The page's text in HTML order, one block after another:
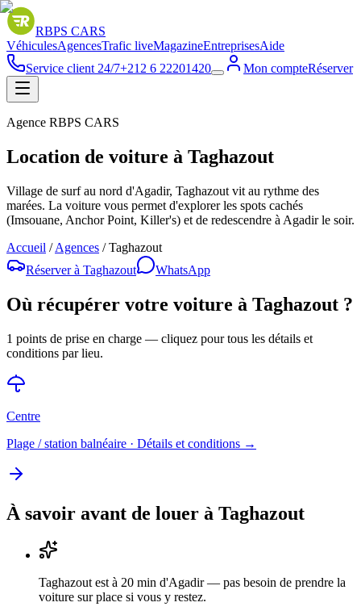
RBPS CARS
VéhiculesAgencesTrafic liveMagazineEntreprisesAide
Service client 24/7+212 6 22201420 Mon compteRéserver
Agence RBPS CARS
Location de voiture à Taghazout
Village de surf au nord d'Agadir, Taghazout vit au rythme des
marées. La voiture vous permet d'explorer les spots cachés
(Imsouane, Anchor Point, Killer's) et de redescendre à Agadir le soir.
Accueil /Agences /Taghazout
Réserver à Taghazout WhatsApp
Où récupérer votre voiture à Taghazout ?
1 points de prise en charge — cliquez pour tous les détails et
conditions par lieu.
Centre
Plage / station balnéaire · Détails et conditions →
À savoir avant de louer à Taghazout
Taghazout est à 20 min d'Agadir — pas besoin de prendre la
voiture sur place si vous y restez.